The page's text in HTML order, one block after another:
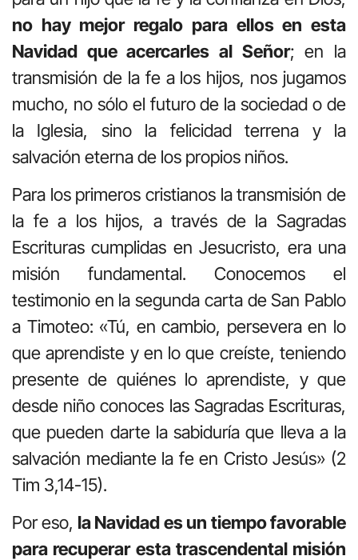
no hay mejor regalo para ellos en esta
Navidad que acercarles al Señor; en la
transmisión de la fe a los hijos, nos jugamos
mucho, no sólo el futuro de la sociedad o de
la Iglesia, sino la felicidad terrena y la
salvación eterna de los propios niños.
Para los primeros cristianos la transmisión de
la fe a los hijos, a través de la Sagradas
Escrituras cumplidas en Jesucristo, era una
misión fundamental. Conocemos el
testimonio en la segunda carta de San Pablo
a Timoteo: «Tú, en cambio, persevera en lo
que aprendiste y en lo que creíste, teniendo
presente de quiénes lo aprendiste, y que
desde niño conoces las Sagradas Escrituras,
que pueden darte la sabiduría que lleva a la
salvación mediante la fe en Cristo Jesús» (2
Tim 3,14-15).
Por eso, la Navidad es un tiempo favorable
para recuperar esta trascendental misión